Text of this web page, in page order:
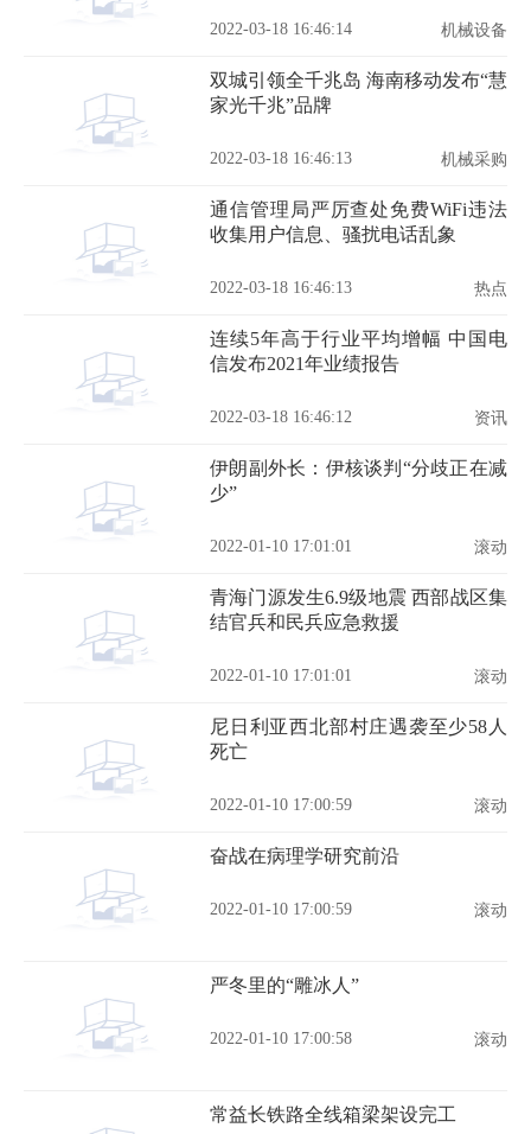
2022-03-18 16:46:14 机械设备
双城引领全千兆岛 海南移动发布“慧
家光千兆”品牌
2022-03-18 16:46:13 机械采购
通信管理局严厉查处免费WiFi违法
收集用户信息、骚扰电话乱象
2022-03-18 16:46:13 热点
连续5年高于行业平均增幅 中国电
信发布2021年业绩报告
2022-03-18 16:46:12 资讯
伊朗副外长：伊核谈判“分歧正在减
少”
2022-01-10 17:01:01 滚动
青海门源发生6.9级地震 西部战区集
结官兵和民兵应急救援
2022-01-10 17:01:01 滚动
尼日利亚西北部村庄遇袭至少58人
死亡
2022-01-10 17:00:59 滚动
奋战在病理学研究前沿
2022-01-10 17:00:59 滚动
严冬里的“雕冰人”
2022-01-10 17:00:58 滚动
常益长铁路全线箱梁架设完工